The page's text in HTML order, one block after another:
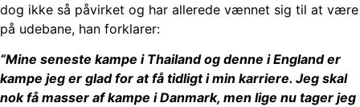
dog ikke så påvirket og har allerede vænnet sig til at være
på udebane, han forklarer:
“Mine seneste kampe i Thailand og denne i England er
kampe jeg er glad for at få tidligt i min karriere. Jeg skal
nok få masser af kampe i Danmark, men lige nu tager jeg